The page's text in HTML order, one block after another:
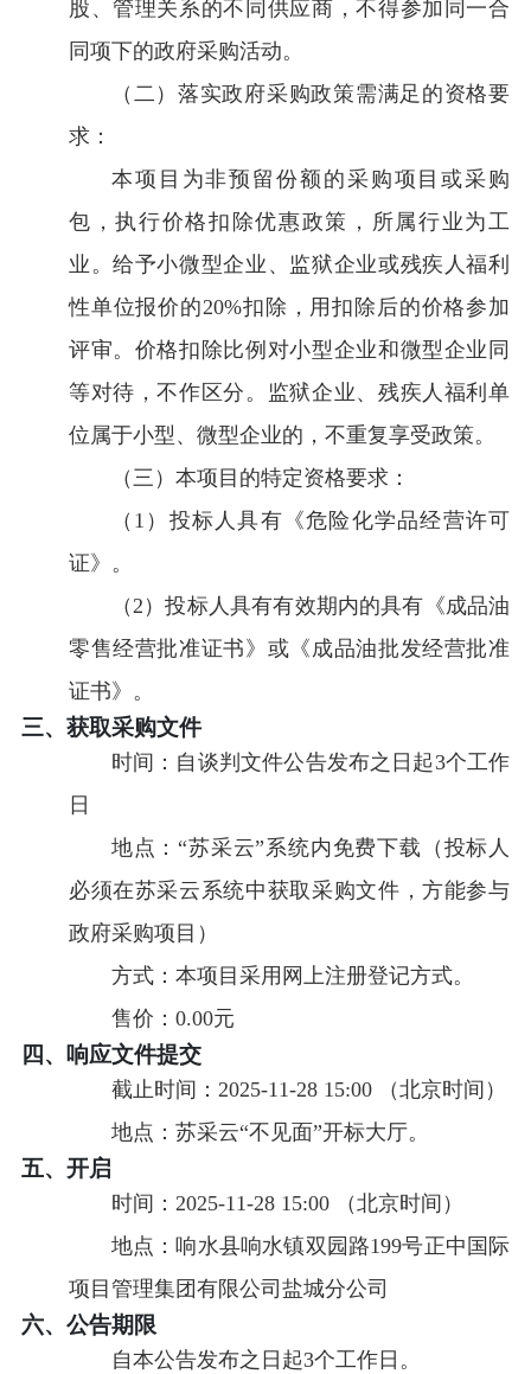
股、管理关系的不同供应商，不得参加同一合
同项下的政府采购活动。
（二）落实政府采购政策需满足的资格要
求：
本项目为非预留份额的采购项目或采购
包，执行价格扣除优惠政策，所属行业为工
业。给予小微型企业、监狱企业或残疾人福利
性单位报价的20%扣除，用扣除后的价格参加
评审。价格扣除比例对小型企业和微型企业同
等对待，不作区分。监狱企业、残疾人福利单
位属于小型、微型企业的，不重复享受政策。
（三）本项目的特定资格要求：
（1）投标人具有《危险化学品经营许可
证》。
（2）投标人具有有效期内的具有《成品油
零售经营批准证书》或《成品油批发经营批准
证书》。
三、获取采购文件
时间： 自谈判文件公告发布之日起3个工作
日
地点： “苏采云”系统内免费下载（投标人
必须在苏采云系统中获取采购文件，方能参与
政府采购项目）
方式： 本项目采用网上注册登记方式。
售价： 0.00元
四、响应文件提交
截止时间： 2025-11-28 15:00（北京时间）
地点： 苏采云“不见面”开标大厅。
五、开启
时间： 2025-11-28 15:00（北京时间）
地点：响水县响水镇双园路199号正中国际
项目管理集团有限公司盐城分公司
六、公告期限
自本公告发布之日起3个工作日。